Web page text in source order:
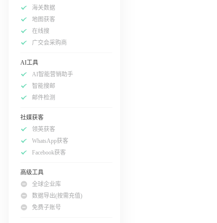
海关数据
地图获客
在线搜
广交会采购商
AI工具
AI智能营销助手
智能搜邮
邮件检测
社媒获客
领英获客
WhatsApp获客
Facebook获客
高级工具
全球企业库
数据导出(按需充值)
免费子账号